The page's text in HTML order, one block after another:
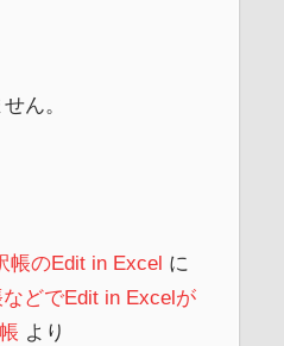
ん。
帳のEdit in Excel に
どでEdit in Excelが
より